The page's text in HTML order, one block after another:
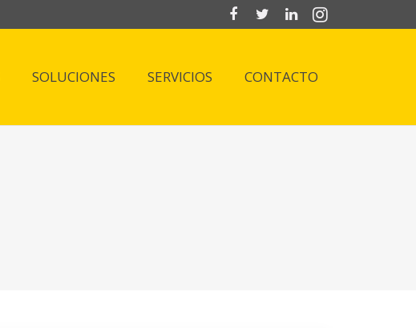
SOLUCIONES SERVICIOS CONTACTO